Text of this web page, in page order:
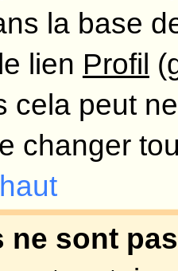
ou
à
la manière
ne pouvez
dire que
le contacter
sommes sûr